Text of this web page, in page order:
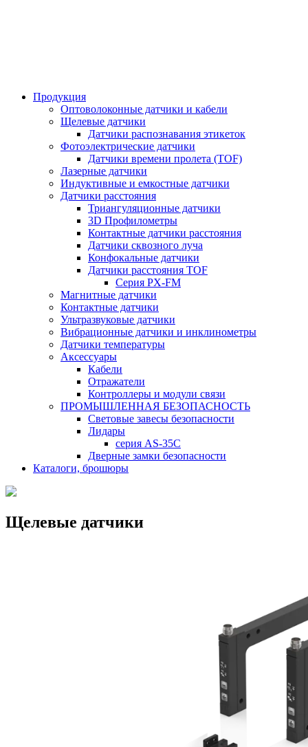
Продукция
Оптоволоконные датчики и кабели
Щелевые датчики
Датчики распознавания этикеток
Фотоэлектрические датчики
Датчики времени пролета (TOF)
Лазерные датчики
Индуктивные и емкостные датчики
Датчики расстояния
Триангуляционные датчики
3D Профилометры
Контактные датчики расстояния
Датчики сквозного луча
Конфокальные датчики
Датчики расстояния TOF
Серия PX-FM
Магнитные датчики
Контактные датчики
Ультразвуковые датчики
Вибрационные датчики и инклинометры
Датчики температуры
Аксессуары
Кабели
Отражатели
Контроллеры и модули связи
ПРОМЫШЛЕННАЯ БЕЗОПАСНОСТЬ
Световые завесы безопасности
Лидары
серия AS-35C
Дверные замки безопасности
Каталоги, брошюры
Щелевые датчики